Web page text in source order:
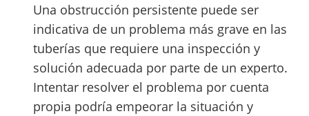
Una obstrucción persistente puede ser
indicativa de un problema más grave en las
tuberías que requiere una inspección y
solución adecuada por parte de un experto.
Intentar resolver el problema por cuenta
propia podría empeorar la situación y